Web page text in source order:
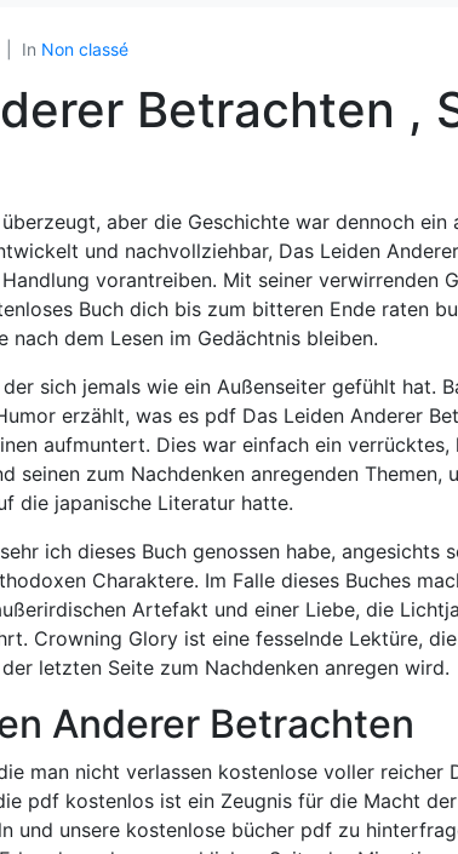
In Non classé
Betrachten ,
aber die Geschichte war dennoch ein
und nachvollziehbar, Das Leiden
vorantreiben. Mit seiner verwirrenden
Buch dich bis zum bitteren Ende raten
dem Lesen im Gedächtnis bleiben.
sich jemals wie ein Außenseiter gefühlt hat.
erzählt, was es pdf Das Leiden Anderer
aufmuntert. Dies war einfach ein verrücktes,
seinen zum Nachdenken anregenden Themen,
die japanische Literatur hatte.
ich dieses Buch genossen habe, angesichts
Charaktere. Im Falle dieses Buches
Artefakt und einer Liebe, die
Crowning Glory ist eine fesselnde Lektüre,
letzten Seite zum Nachdenken anregen wird.
Anderer Betrachten
man nicht verlassen kostenlose voller reicher
pdf kostenlos ist ein Zeugnis für die Macht
und unsere kostenlose bücher pdf zu